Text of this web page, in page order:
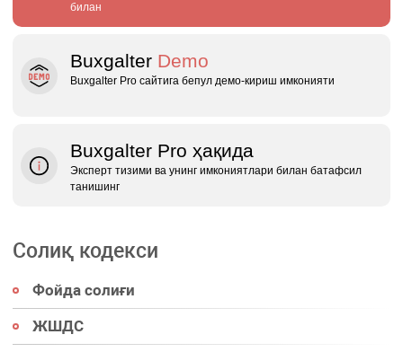
билан
Buxgalter Demo
Buxgalter Pro сайтига бепул демо‑кириш имконияти
Buxgalter Pro ҳақида
Эксперт тизими ва унинг имкониятлари билан батафсил
танишинг
Солиқ кодекси
Фойда солиғи
ЖШДС